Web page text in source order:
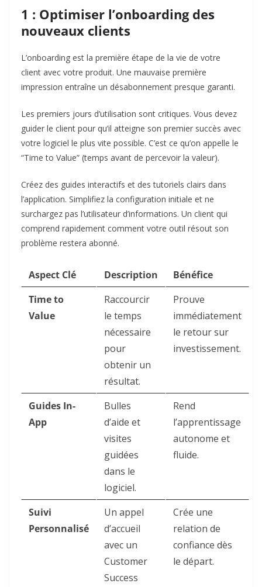
1 : Optimiser l’onboarding des
nouveaux clients
L’onboarding est la première étape de la vie de votre
client avec votre produit. Une mauvaise première
impression entraîne un désabonnement presque garanti.
Les premiers jours d’utilisation sont critiques. Vous devez
guider le client pour qu’il atteigne son premier succès avec
votre logiciel le plus vite possible. C’est ce qu’on appelle le
“Time to Value” (temps avant de percevoir la valeur).
Créez des guides interactifs et des tutoriels clairs dans
l’application. Simplifiez la configuration initiale et ne
surchargez pas l’utilisateur d’informations. Un client qui
comprend rapidement comment votre outil résout son
problème restera abonné.
Aspect Clé Description
Bénéfice
Time to
Value
Raccourcir
le temps
nécessaire
pour
obtenir un
résultat.
Prouve
immédiatement
le retour sur
investissement.
Guides In-
App
Bulles
d’aide et
visites
guidées
dans le
logiciel.
Rend
l’apprentissage
autonome et
fluide.
Suivi
Personnalisé
Un appel
d’accueil
avec un
Customer
Success
Crée une
relation de
confiance dès
le départ.